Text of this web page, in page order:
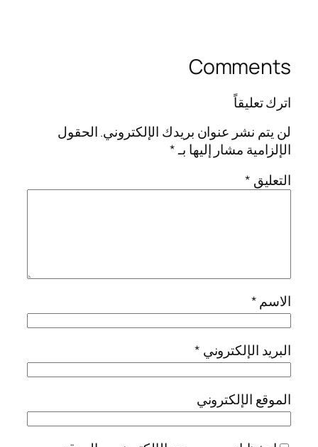
Comments
اترك تعليقاً
لن يتم نشر عنوان بريدك الإلكتروني.الحقول
الإلزامية مشار إليها بـ*
التعليق *
الاسم*
البريد الإلكتروني *
الموقع الإلكتروني